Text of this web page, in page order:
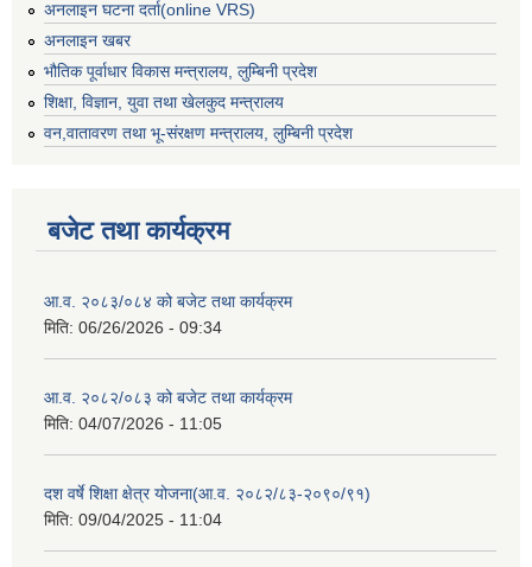
अनलाइन घटना दर्ता(online VRS)
अनलाइन खबर
भौतिक पूर्वाधार विकास मन्त्रालय, लुम्बिनी प्रदेश
शिक्षा, विज्ञान, युवा तथा खेलकुद मन्‍‍त्रालय
वन,वातावरण तथा भू-संरक्षण मन्त्रालय, लुम्बिनी प्रदेश
बजेट तथा कार्यक्रम
आ.व. २०८३/०८४ को बजेट तथा कार्यक्रम
मिति: 06/26/2026 - 09:34
आ.व. २०८२/०८३ को बजेट तथा कार्यक्रम
मिति: 04/07/2026 - 11:05
दश वर्षे शिक्षा क्षेत्र योजना(आ.व. २०८२/८३-२०९०/९१)
मिति: 09/04/2025 - 11:04